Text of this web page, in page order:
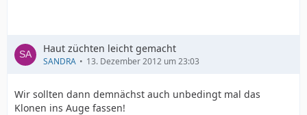
Haut züchten leicht gemacht
SANDRA 13. Dezember 2012 um 23:03
Wir sollten dann demnächst auch unbedingt mal das
Klonen ins Auge fassen!